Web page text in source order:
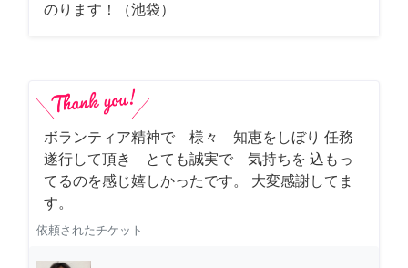
のります！（池袋）
ボランティア精神で 様々 知恵をしぼり 任務
遂行して頂き とても誠実で 気持ちを 込もっ
てるのを感じ嬉しかったです。 大変感謝してま
す。
依頼されたチケット